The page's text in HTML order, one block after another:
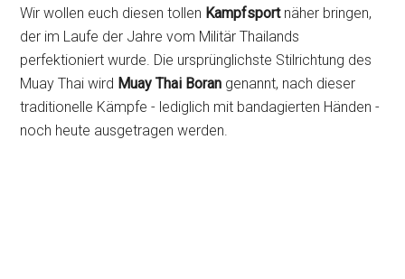
Wir wollen euch diesen tollen Kampfsportnäher bringen,
der im Laufe der Jahre vom Militär Thailands
perfektioniert wurde. Die ursprünglichste Stilrichtung des
Muay Thai wird Muay Thai Boran genannt, nach dieser
traditionelle Kämpfe - lediglich mit bandagierten Händen -
noch heute ausgetragen werden.